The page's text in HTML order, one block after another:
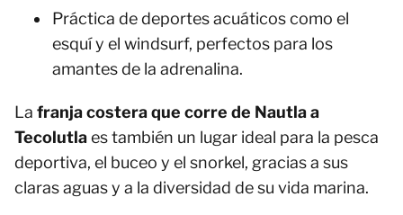
Práctica de deportes acuáticos como el
esquí y el windsurf, perfectos para los
amantes de la adrenalina.
La franja costera que corre de Nautla a
Tecolutlaes también un lugar ideal para la pesca
deportiva, el buceo y el snorkel, gracias a sus
claras aguas y a la diversidad de su vida marina.